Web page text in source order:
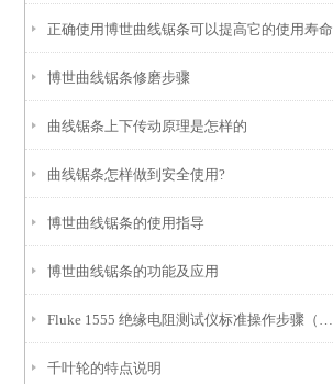
正确使用博世曲线锯条可以提高它的使用寿命
博世曲线锯条修磨步骤
曲线锯条上下传动原理是怎样的
曲线锯条怎样做到安全使用?
博世曲线锯条的使用指导
博世曲线锯条的功能及应用
千叶轮的特点说明